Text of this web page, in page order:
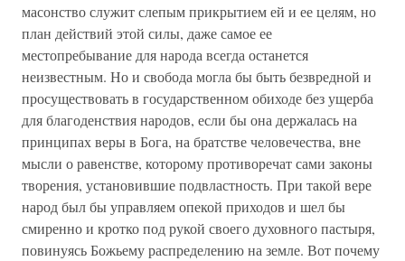
масонство служит слепым прикрытием ей и ее целям, но
план действий этой силы, даже самое ее
местопребывание для народа всегда останется
неизвестным. Но и свобода могла бы быть безвредной и
просуществовать в государственном обиходе без ущерба
для благоденствия народов, если бы она держалась на
принципах веры в Бога, на братстве человечества, вне
мысли о равенстве, которому противоречат сами законы
творения, установившие подвластность. При такой вере
народ был бы управляем опекой приходов и шел бы
смиренно и кротко под рукой своего духовного пастыря,
повинуясь Божьему распределению на земле. Вот почему